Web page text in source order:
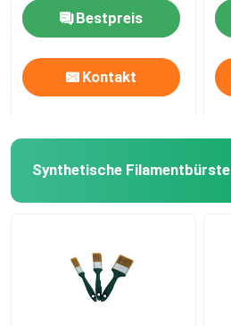
Kontakt
Alle Fälle
Bestpreis
Kontakt
Synthetische Filamentbürste